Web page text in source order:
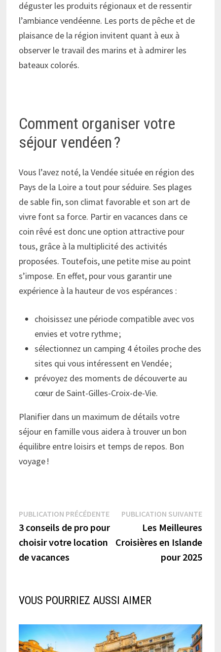
déguster les produits régionaux et de ressentir
l’ambiance vendéenne. Les ports de pêche et de
plaisance de la région invitent quant à eux à
observer le travail des marins et à admirer les
bateaux colorés.
Comment organiser votre
séjour vendéen ?
Vous l’avez noté, la Vendée située en région des
Pays de la Loire a tout pour séduire. Ses plages
de sable fin, son climat favorable et son art de
vivre font sa force. Partir en vacances dans ce
coin rêvé est donc une option attractive pour
tous, grâce à la multiplicité des activités
proposées. Toutefois, une petite mise au point
s’impose. En effet, pour vous garantir une
expérience à la hauteur de vos espérances :
choisissez une période compatible avec vos
envies et votre rythme ;
sélectionnez un camping 4 étoiles proche des
sites qui vous intéressent en Vendée ;
prévoyez des moments de découverte au
cœur de Saint-Gilles-Croix-de-Vie.
Planifier dans un maximum de détails votre
séjour en famille vous aidera à trouver un bon
équilibre entre loisirs et temps de repos. Bon
voyage !
Navigation
de
l’article
PUBLICATION PRÉCÉDENTEPublication
précédente :
3 conseils de pro pour
choisir votre location
de vacances
PUBLICATION SUIVANTE
Les Meilleures
Croisières en Islande
pour 2025
VOUS POURRIEZ AUSSI AIMER